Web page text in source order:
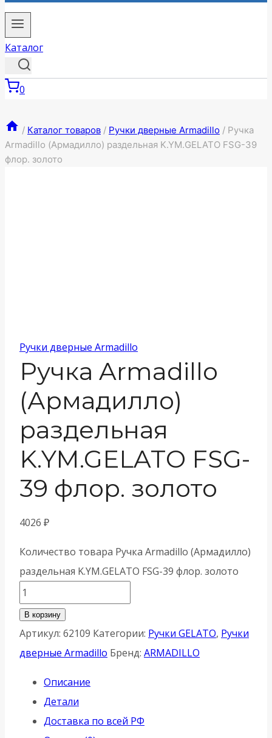
Каталог
0
/ Каталог товаров / Ручки дверные Armadillo / Ручка
Armadillo (Армадилло) раздельная K.YM.GELATO FSG-39
флор. золото
Ручки дверные Armadillo
Ручка Armadillo
(Армадилло)
раздельная
K.YM.GELATO FSG-
39 флор. золото
4026 ₽
Количество товара Ручка Armadillo (Армадилло)
раздельная K.YM.GELATO FSG-39 флор. золото
В корзину
Артикул: 62109 Категории: Ручки GELATO, Ручки
дверные Armadillo Бренд: ARMADILLO
Описание
Детали
Доставка по всей РФ